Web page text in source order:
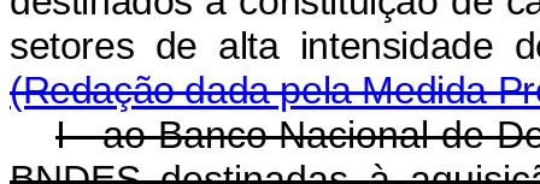
setores de alta
(Redação dada pela Medida
I - ao Banco Nacional de